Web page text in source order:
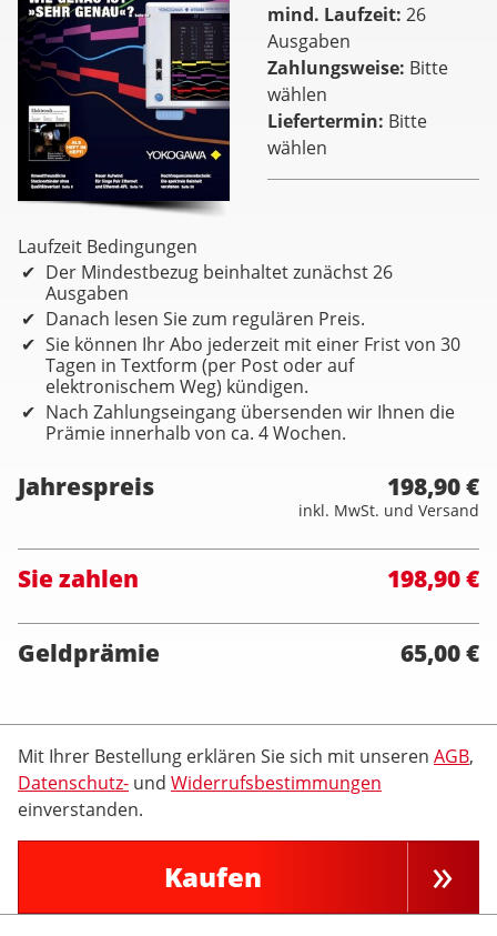
mind. Laufzeit 26
Ausgaben
Zahlungsweise Bitte
wählen
Liefertermin Bitte
wählen
Laufzeit Bedingungen
Der Mindestbezug beinhaltet zunächst 26
Ausgaben
Danach lesen Sie zum regulären Preis.
Sie können Ihr Abo jederzeit mit einer Frist von 30
Tagen in Textform (per Post oder auf
elektronischem Weg) kündigen.
Nach Zahlungseingang übersenden wir Ihnen die
Prämie innerhalb von ca. 4 Wochen.
Jahrespreis 198,90 €
inkl. MwSt. und Versand
Sie zahlen 198,90 €
Geldprämie 65,00 €
Mit Ihrer Bestellung erklären Sie sich mit unseren AGB,
Datenschutz- und Widerrufsbestimmungen
einverstanden.
Kaufen